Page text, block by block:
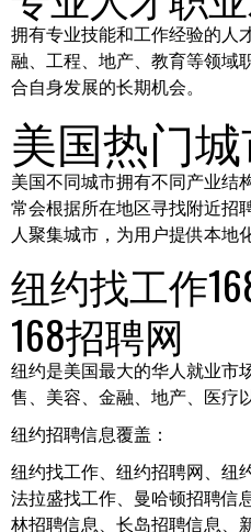
拥有专业技能和工作经验的人
融、工程、地产、教育等领域
合自身发展的长期机会。
美国热门
美国不同城市拥有不同产业结
常会根据所在地区寻找附近招
人聚集城市，为用户提供本地
纽约找工作
168招聘网
纽约是美国最大的华人就业市
售、美容、金融、地产、医疗
纽约招聘信息覆盖：
纽约找工作、纽约招聘网、纽
法拉盛找工作、曼哈顿招聘信
林招聘信息、长岛招聘信息、